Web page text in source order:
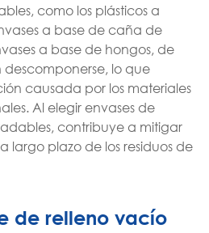
como los plásticos a
a base de caña de
a base de hongos, de
lo que
causada por los materiales
Al elegir envases de
contribuye a mitigar
largo plazo de los residuos de
de relleno vacío